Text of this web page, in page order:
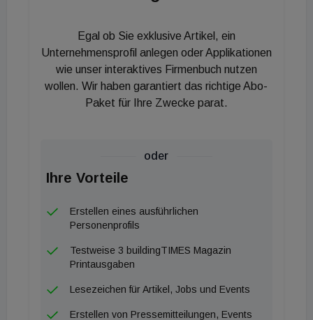
passen sich elegant der Architektur des Hauses an.
Einstieg über eine Rollositzbank. Selbstverständlich
besitzt der Pool auch eine automatische
Rolloabdeckung. Im Lichtbereich wurden 4 VA LED-
Scheinwerfer eingesetzt.
Egal ob Sie exklusive Artikel, ein
Unternehmensprofil anlegen oder Applikationen
wie unser interaktives Firmenbuch nutzen
wollen. Wir haben garantiert das richtige Abo-
Paket für Ihre Zwecke parat.
oder
Ihre Vorteile
Erstellen eines ausführlichen
Personenprofils
Testweise 3 buildingTIMES Magazin
Printausgaben
Lesezeichen für Artikel, Jobs und Events
Erstellen von Pressemitteilungen, Events